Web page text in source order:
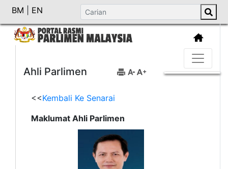
BM EN
Ahli Parlimen
<<Kembali Ke Senarai
Maklumat Ahli Parlimen